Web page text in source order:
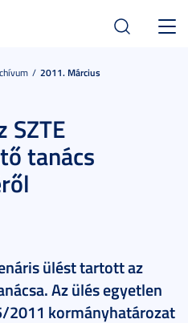
2011. Március
SZTE
tanács
ülést tartott az
Az ülés egyetlen
2011 kormányhatározat